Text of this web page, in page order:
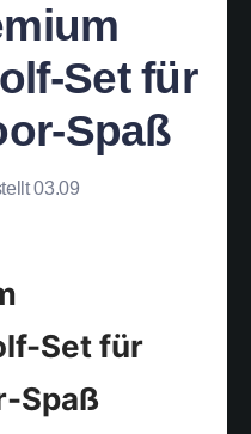
Set für
Spaß
03.09
Set für